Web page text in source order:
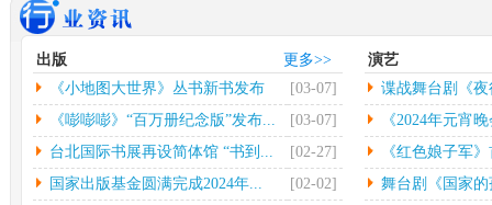
本报南昌2月26日电（记者
朱磊）记者从江西省景德
镇...[详情]
光
（
文
更多>>
出版
《小地图大世界》丛书新书发布
会...
[03-07]
《嘭嘭嘭》“百万册纪念版”发布...
[03-07]
台北国际书展再设简体馆 “书到...
[02-27]
国家出版基金圆满完成2024年...
[02-02]
演艺
谍战舞台剧《
《2024年元宵
《红色娘子军
舞台剧《国家